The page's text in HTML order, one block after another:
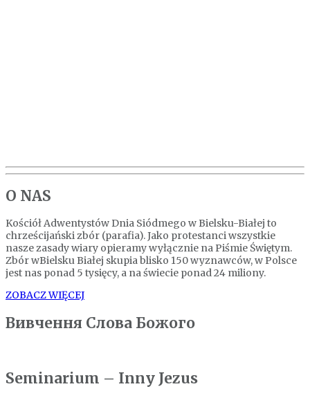
O NAS
Kościół Adwentystów Dnia Siódmego w Bielsku-Białej to
chrześcijański zbór (parafia). Jako protestanci wszystkie
nasze zasady wiary opieramy wyłącznie na Piśmie Świętym.
Zbór wBielsku Białej skupia blisko 150 wyznawców, w Polsce
jest nas ponad 5 tysięcy, a na świecie ponad 24 miliony.
ZOBACZ WIĘCEJ
Вивчення Слова Божого
Seminarium – Inny Jezus